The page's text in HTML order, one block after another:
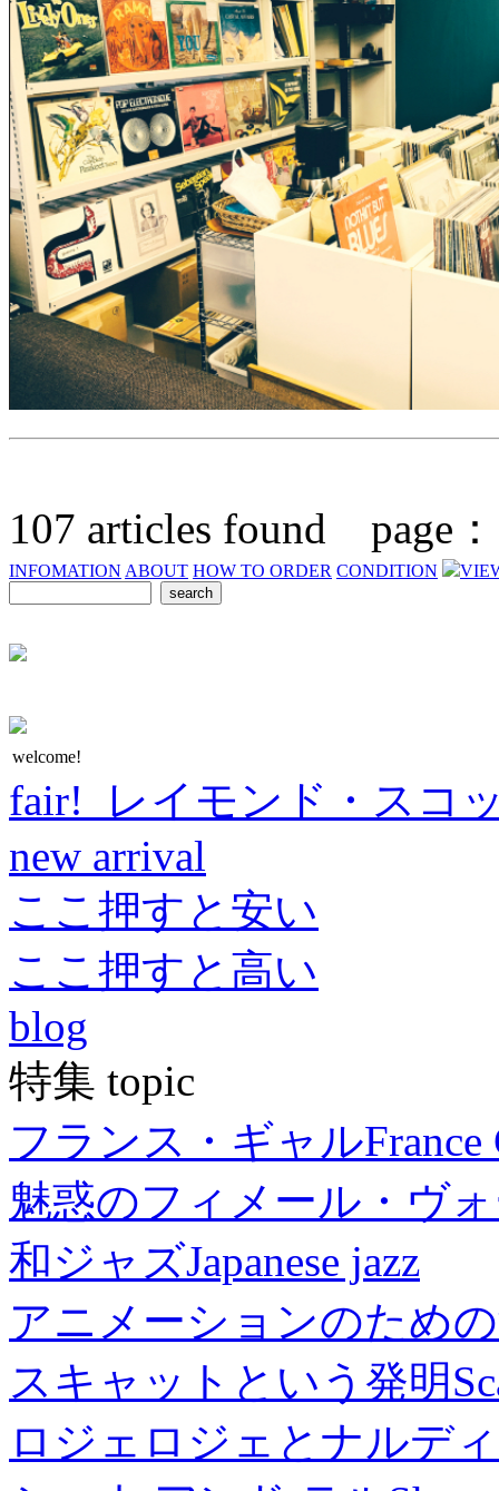
107 articles found page
INFOMATION ABOUT HOW TO ORDER CONDITION
welcome!
fair! レイモンド・スコ
new arrival
ここ押すと安い
ここ押すと高い
blog
特集 topic
フランス・ギャルFrance
魅惑のフィメール・ヴ
和ジャズJapanese jazz
アニメーションのため
スキャットという発明
ロジェロジェとナルデ